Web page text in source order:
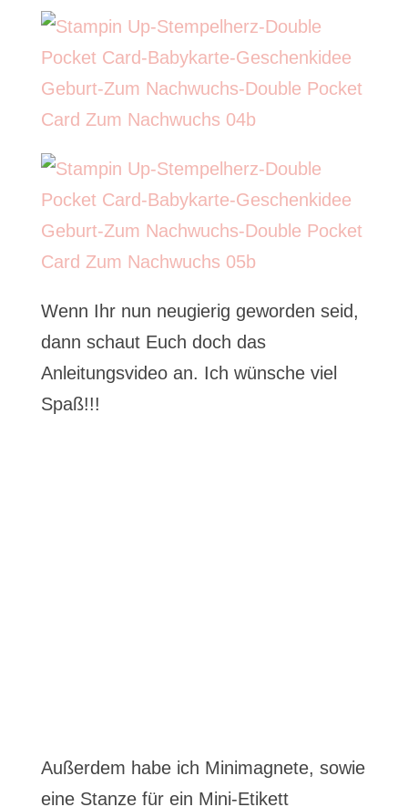
Wenn Ihr nun neugierig geworden seid,
dann schaut Euch doch das
Anleitungsvideo an. Ich wünsche viel
Spaß!!!
Außerdem habe ich Minimagnete, sowie
eine Stanze für ein Mini-Etikett